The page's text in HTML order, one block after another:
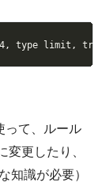
type limit,
って、ルール
変更したり、
知識が必要）